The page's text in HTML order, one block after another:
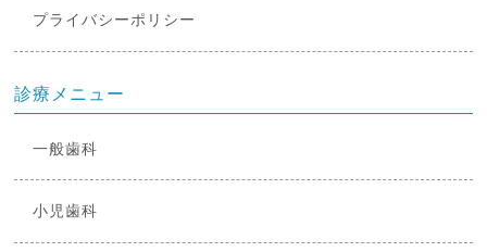
プライバシーポリシー
診療メニュー
一般歯科
小児歯科